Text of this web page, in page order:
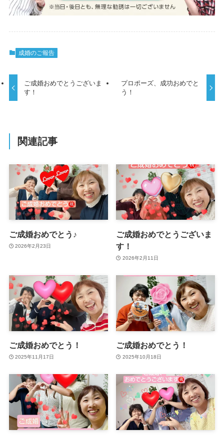
成婚のご報告
ご成婚おめでとうございま
す！
プロポーズ、成功おめでと
う！
関連記事
ご成婚おめでとう♪
2026年2月23日
ご成婚おめでとうございま
す！
2026年2月11日
ご成婚おめでとう！
2025年11月17日
ご成婚おめでとう！
2025年10月18日